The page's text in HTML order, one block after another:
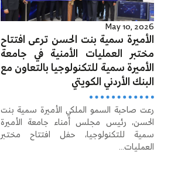
May 10, 2026
الأميرة سمية بنت الحسن ترعى افتتاح
مختبر العمليات الأمنية في جامعة
الأميرة سمية للتكنولوجيا بالتعاون مع
البنك الأردني الكويتي
رعت صاحبة السمو الملكي الأميرة سمية بنت
الحسن، رئيس مجلس أمناء جامعة الأميرة
سمية للتكنولوجيا، حفل افتتاح مختبر
العمليات...